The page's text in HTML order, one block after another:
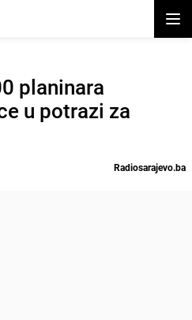
planinara
u potrazi za
Radiosarajevo.ba